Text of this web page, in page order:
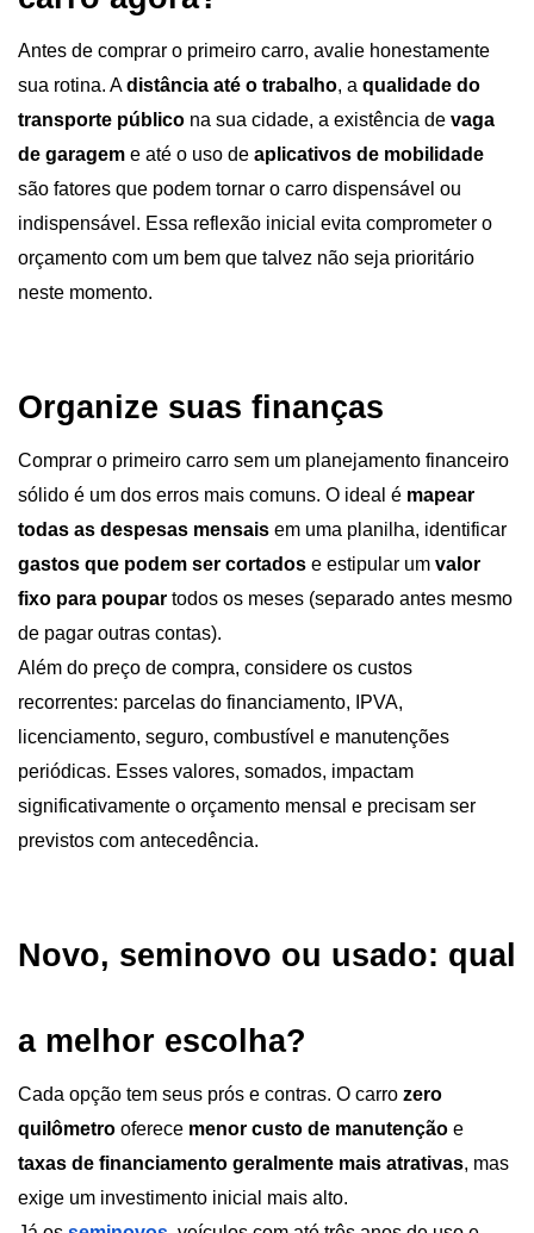
Antes de comprar o primeiro carro, avalie honestamente
sua rotina. A distância até o trabalho, a qualidade do
transporte público na sua cidade, a existência de vaga
de garagem e até o uso de aplicativos de mobilidade
são fatores que podem tornar o carro dispensável ou
indispensável. Essa reflexão inicial evita comprometer o
orçamento com um bem que talvez não seja prioritário
neste momento.
Organize suas finanças
Comprar o primeiro carro sem um planejamento financeiro
sólido é um dos erros mais comuns. O ideal é mapear
todas as despesas mensais
gastos que podem ser cortados e estipular um valor
fixo para poupar todos os meses (separado antes mesmo
de pagar outras contas).
Além do preço de compra, considere os custos
recorrentes: parcelas do financiamento, IPVA,
licenciamento, seguro, combustível e manutenções
periódicas. Esses valores, somados, impactam
significativamente o orçamento mensal e precisam ser
previstos com antecedência.
Novo, seminovo ou usado: qual
a melhor escolha?
Cada opção tem seus prós e contras. O carro zero
quilômetro oferece menor custo de manutenção
taxas de financiamento geralmente mais atrativas, mas
exige um investimento inicial mais alto.